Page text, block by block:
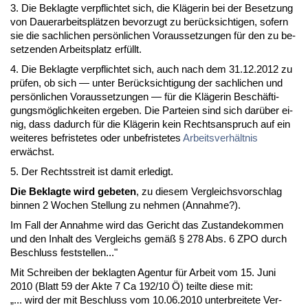
3. Die Be­klag­te ver­pflich­tet sich, die Kläge­rin bei der Be­set­zung
von Dau­er­ar­beitsplätzen be­vor­zugt zu berück­sich­ti­gen, so­fern
sie die sach­li­chen persönli­chen Vor­aus­set­zun­gen für den zu be­
set­zen­den Ar­beits­platz erfüllt.
4. Die Be­klag­te ver­pflich­tet sich, auch nach dem 31.12.2012 zu
prüfen, ob sich — un­ter Berück­sich­ti­gung der sach­li­chen und
persönli­chen Vor­aus­set­zun­gen — für die Kläge­rin Beschäfti­
gungsmöglich­kei­ten er­ge­ben. Die Par­tei­en sind sich darüber ei­
nig, dass da­durch für die Kläge­rin kein Rechts­an­spruch auf ein
wei­te­res be­fris­te­tes oder un­be­fris­te­tes Ar­beits­verhält­nis
erwächst.
5. Der Rechts­streit ist da­mit er­le­digt.
Die Be­klag­te wird ge­be­ten, zu die­sem Ver­gleichs­vor­schlag
bin­nen 2 Wo­chen Stel­lung zu neh­men (An­nah­me?).
Im Fall der An­nah­me wird das Ge­richt das Zu­stan­de­kom­men
und den In­halt des Ver­gleichs gemäß § 278 Abs. 6 ZPO durch
Be­schluss fest­stel­len..."
Mit Schrei­ben der be­klag­ten Agen­tur für Ar­beit vom 15. Ju­ni
2010 (Blatt 59 der Ak­te 7 Ca 192/10 Ö) teil­te die­se mit:
„... wird der mit Be­schluss vom 10.06.2010 un­ter­brei­te­te Ver­